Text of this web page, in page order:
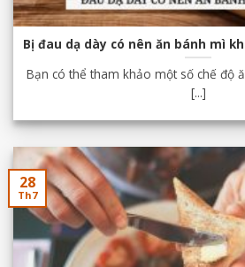
Bị đau dạ dày có nên ăn bánh mì
Bạn có thể tham khảo một số chế độ
[...]
28
Th7